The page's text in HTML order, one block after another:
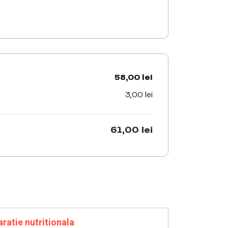
58,00 lei
3,00 lei
61,00 lei
nutritionala